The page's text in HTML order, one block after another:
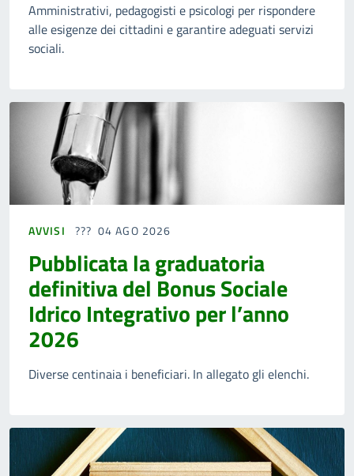
Amministrativi, pedagogisti e psicologi per rispondere
alle esigenze dei cittadini e garantire adeguati servizi
sociali.
AVVISI 04 AGO 2026
Pubblicata la graduatoria
definitiva del Bonus Sociale
Idrico Integrativo per l’anno
2026
Diverse centinaia i beneficiari. In allegato gli elenchi.